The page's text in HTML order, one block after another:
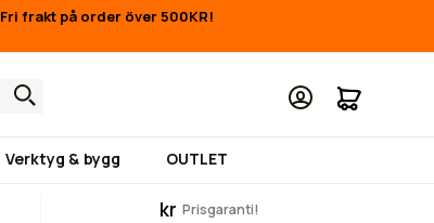
Fri frakt på order över 500KR!
Min
Verktyg & bygg OUTLET
kr Prisgaranti!